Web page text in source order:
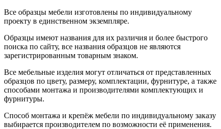
Все образцы мебели изготовлены по индивидуальному
проекту в единственном экземпляре.
Образцы имеют названия для их различия и более быстрого
поиска по сайту, все названия образцов не являются
зарегистрированным товарным знаком.
Все мебельные изделия могут отличаться от представленных
образцов по цвету, размеру, комплектации, фурнитуре, а также
способами монтажа и производителями комплектующих и
фурнитуры.
Способ монтажа и крепёж мебели по индивидуальному заказу
выбирается производителем по возможности её применения.